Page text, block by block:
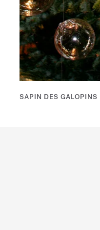
SAPIN DES GALOPINS